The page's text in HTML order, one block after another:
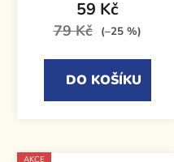
59 Kč
79 Kč (–25 %)
DO KOŠÍKU